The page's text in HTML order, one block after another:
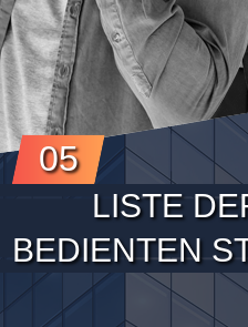
05
LISTE
BEDIENTEN